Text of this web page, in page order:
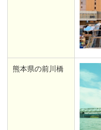
熊本県の前川橋